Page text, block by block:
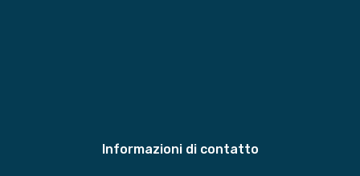
Informazioni di contatto